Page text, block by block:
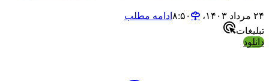
۲۴ مرداد ۱۴۰۳،‏ ۸:۵۰
ادامه مطلب
تبلیغات
دانلود